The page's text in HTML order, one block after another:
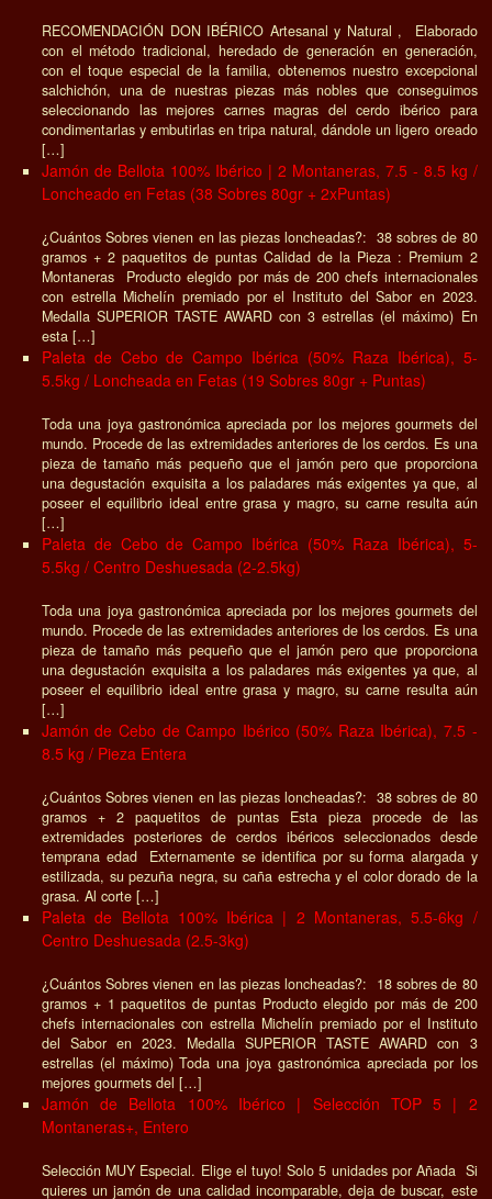
RECOMENDACIÓN DON IBÉRICO Artesanal y Natural , Elaborado
con el método tradicional, heredado de generación en generación,
con el toque especial de la familia, obtenemos nuestro excepcional
salchichón, una de nuestras piezas más nobles que conseguimos
seleccionando las mejores carnes magras del cerdo ibérico para
condimentarlas y embutirlas en tripa natural, dándole un ligero oreado
[…]
Jamón de Bellota 100% Ibérico | 2 Montaneras, 7.5 - 8.5 kg /
Loncheado en Fetas (38 Sobres 80gr + 2xPuntas)
¿Cuántos Sobres vienen en las piezas loncheadas?: 38 sobres de 80
gramos + 2 paquetitos de puntas Calidad de la Pieza : Premium 2
Montaneras Producto elegido por más de 200 chefs internacionales
con estrella Michelín premiado por el Instituto del Sabor en 2023.
Medalla SUPERIOR TASTE AWARD con 3 estrellas (el máximo) En
esta […]
Paleta de Cebo de Campo Ibérica (50% Raza Ibérica), 5-
5.5kg / Loncheada en Fetas (19 Sobres 80gr + Puntas)
Toda una joya gastronómica apreciada por los mejores gourmets del
mundo. Procede de las extremidades anteriores de los cerdos. Es una
pieza de tamaño más pequeño que el jamón pero que proporciona
una degustación exquisita a los paladares más exigentes ya que, al
poseer el equilibrio ideal entre grasa y magro, su carne resulta aún
[…]
Paleta de Cebo de Campo Ibérica (50% Raza Ibérica), 5-
5.5kg / Centro Deshuesada (2-2.5kg)
Toda una joya gastronómica apreciada por los mejores gourmets del
mundo. Procede de las extremidades anteriores de los cerdos. Es una
pieza de tamaño más pequeño que el jamón pero que proporciona
una degustación exquisita a los paladares más exigentes ya que, al
poseer el equilibrio ideal entre grasa y magro, su carne resulta aún
[…]
Jamón de Cebo de Campo Ibérico (50% Raza Ibérica), 7.5 -
8.5 kg / Pieza Entera
¿Cuántos Sobres vienen en las piezas loncheadas?: 38 sobres de 80
gramos + 2 paquetitos de puntas Esta pieza procede de las
extremidades posteriores de cerdos ibéricos seleccionados desde
temprana edad Externamente se identifica por su forma alargada y
estilizada, su pezuña negra, su caña estrecha y el color dorado de la
grasa. Al corte […]
Paleta de Bellota 100% Ibérica | 2 Montaneras, 5.5-6kg /
Centro Deshuesada (2.5-3kg)
¿Cuántos Sobres vienen en las piezas loncheadas?: 18 sobres de 80
gramos + 1 paquetitos de puntas Producto elegido por más de 200
chefs internacionales con estrella Michelín premiado por el Instituto
del Sabor en 2023. Medalla SUPERIOR TASTE AWARD con 3
estrellas (el máximo) Toda una joya gastronómica apreciada por los
mejores gourmets del […]
Jamón de Bellota 100% Ibérico | Selección TOP 5 | 2
Montaneras+, Entero
Selección MUY Especial. Elige el tuyo! Solo 5 unidades por Añada Si
quieres un jamón de una calidad incomparable, deja de buscar, este